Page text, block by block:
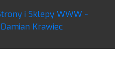
i Sklepy WWW -
Krawiec